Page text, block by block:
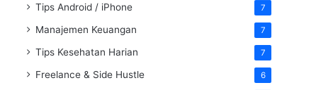
Tips Android / iPhone 7
Manajemen Keuangan 7
Tips Kesehatan Harian 7
Freelance & Side Hustle 6